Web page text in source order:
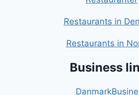
Restaurants in
Restaurants in
Business